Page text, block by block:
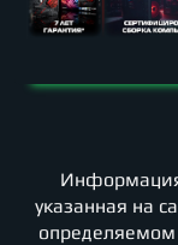
указанная на
определяемом